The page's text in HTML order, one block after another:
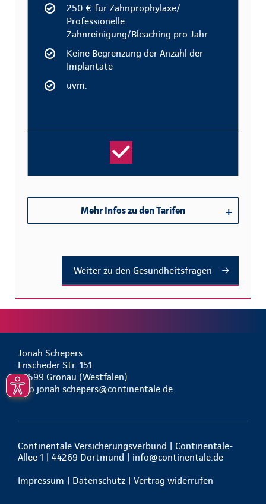
250 € für Zahnprophylaxe/
Professionelle
Zahnreinigung/Bleaching pro Jahr
Keine Begrenzung der Anzahl der
Implantate
uvm.
Mehr Infos zu den Tarifen
Jonah Schepers
Enscheder Str. 151
48599 Gronau (Westfalen)
info.jonah.schepers@continentale.de
Continentale Versicherungsverbund | Continentale-
Allee 1 | 44269 Dortmund | info@continentale.de
Impressum Datenschutz Vertrag widerrufen